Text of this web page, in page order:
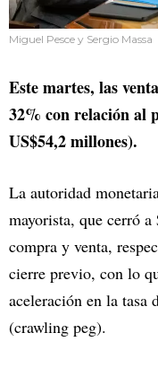
Miguel Pesce y Sergio Massa
Este martes, las
32% con relación al
US$54,2 millones).
La autoridad
mayorista, que cerró
compra y venta,
cierre previo, con lo
aceleración en la tasa
(crawling peg).